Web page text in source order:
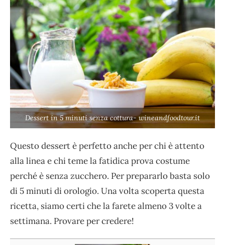
Dessert in 5 minuti senza cottura- wineandfoodtour.it
Questo dessert è perfetto anche per chi è attento
alla linea e chi teme la fatidica prova costume
perché è senza zucchero. Per prepararlo basta solo
di 5 minuti di orologio. Una volta scoperta questa
ricetta, siamo certi che la farete almeno 3 volte a
settimana. Provare per credere!